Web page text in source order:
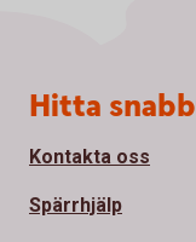
Sidfot
Hitta
Kontakta oss
Spärrhjälp